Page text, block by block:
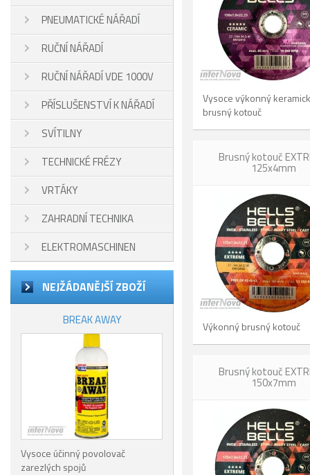
PNEUMATICKÉ NÁŘADÍ
RUČNÍ NÁŘADÍ
RUČNÍ NÁŘADÍ VDE 1000V
PŘÍSLUŠENSTVÍ K NÁŘADÍ
SVÍTILNY
TECHNICKÉ FRÉZY
VRTÁKY
ZAHRADNÍ TECHNIKA
ELEKTROMASCHINEN
NEJŽÁDANĚJŠÍ ZBOŽÍ
BREAK AWAY
Vysoce účinný povolovač
zarezlých spojů
Vysoce výkonný
brusný kotouč
Brusný kotouč
125x4mm
Výkonný brusný kotouč
Brusný kotouč
150x7mm